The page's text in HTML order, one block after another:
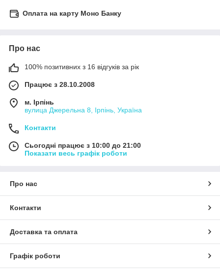
Оплата на карту Моно Банку
Про нас
100% позитивних з 16 відгуків за рік
Працює з 28.10.2008
м. Ірпінь
вулица Джерельна 8, Ірпінь, Україна
Контакти
Сьогодні працює з 10:00 до 21:00
Показати весь графік роботи
Про нас
Контакти
Доставка та оплата
Графік роботи